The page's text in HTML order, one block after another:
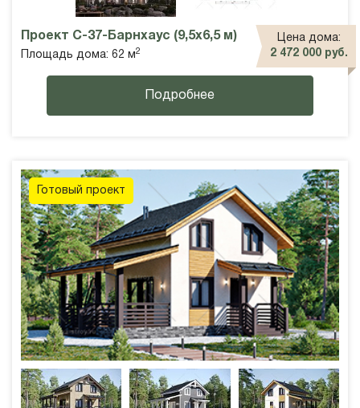
Проект С-37-Барнхаус (9,5х6,5 м)
Площадь дома: 62 м 2
Цена дома:
2 472 000 руб.
Подробнее
Готовый проект